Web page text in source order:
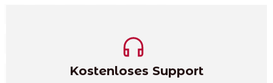
Kostenloses Support